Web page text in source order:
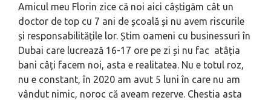
Amicul meu Florin zice că noi aici câștigăm cât un
doctor de top cu 7 ani de școală și nu avem riscurile
și responsabilitățile lor. Știm oameni cu businessuri în
Dubai care lucrează 16-17 ore pe zi și nu fac atâția
bani câți facem noi, asta e realitatea. Nu e totul roz,
nu e constant, în 2020 am avut 5 luni în care nu am
vândut nimic, noroc că aveam rezerve. Chestia asta